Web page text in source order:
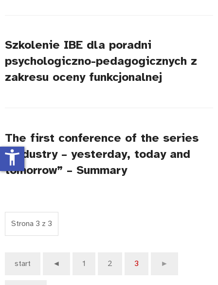
Szkolenie IBE dla poradni
psychologiczno-pedagogicznych z
zakresu oceny funkcjonalnej
The first conference of the series
“Industry – yesterday, today and
tomorrow” – Summary
Strona 3 z 3
start ◄ 1 2 3 ►
accessibility_new